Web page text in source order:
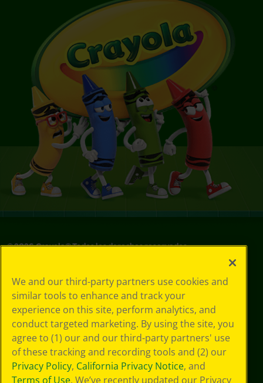
©2026Crayola® Todos los derechos reservados.
de privacidad
Política de
privacidad
Términos de SMS
GDPR
Aviso de
privacidad de CA
Cookie
We and our third-party partners use cookies and
similar tools to enhance and track your
experience on this site, perform analytics, and
conduct targeted marketing. By using the site, you
agree to (1) our and our third-party partners' use
of these tracking and recording tools and (2) our
Privacy Policy, California Privacy Notice, and
Terms of Use. We’ve recently updated our Privacy